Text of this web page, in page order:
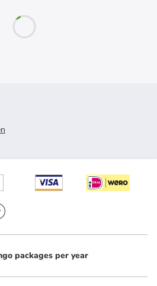
packages per year